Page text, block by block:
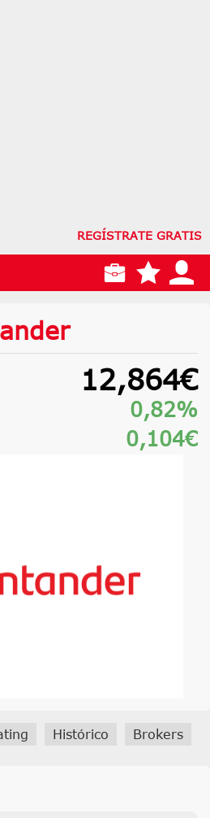
REGÍSTRATE GRATIS
12,864€
0,82%
0,104€
Histórico Brokers